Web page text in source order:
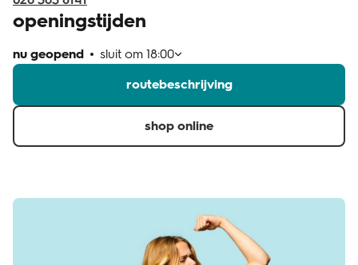
openingstijden
nu geopend sluit om 18:00
routebeschrijving
shop online